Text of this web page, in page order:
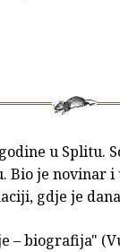
u Splitu.
Bio je novinar
gdje je
– biografija"